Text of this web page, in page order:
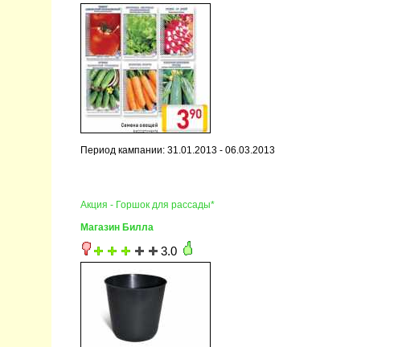
Период кампании: 31.01.2013 - 06.03.2013
Акция - Горшок для рассады*
Магазин Билла
3.0